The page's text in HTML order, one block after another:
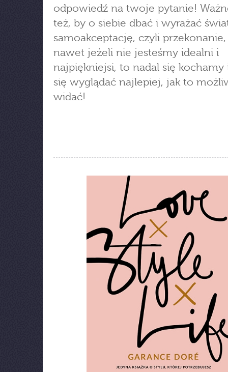
odpowiedź na twoje pytanie!
też, by o siebie dbać i wyrażać
samoakceptację, czyli przekonanie,
nawet jeżeli nie jesteśmy idealni i
najpiękniejsi, to nadal się kochamy
się wyglądać najlepiej, jak to
widać!